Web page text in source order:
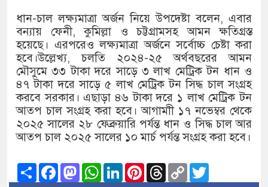
প্রধানমন্ত্রীর সঙ্গে নবনিযুক্ত
হামের উপসর্গে আরও ৬ প্রাণহানি,
অবশেষে পদত্যাগ করলেন ভারতের
জামায়াত ফেরেশতাদের দল নয়,
ধান-চাল লক্ষ্যমাত্রা অর্জন নিয়ে উপদেষ্টা বলেন, এবার
বন্যায় ফেনী, কুমিল্লা ও চট্টগ্রামসহ আমন ক্ষতিগ্রস্ত
হয়েছে। এরপরেও লক্ষ্যমাত্রা অর্জনে সর্বোচ্চ চেষ্টা করা
হবে।উল্লেখ্য, চলতি ২০২৪-২৫ অর্থবছরের আমন
মৌসুমে ৩৩ টাকা দরে সাড়ে ৩ লাখ মেট্রিক টন ধান ও
৪৭ টাকা দরে সাড়ে ৫ লাখ মেট্রিক টন সিদ্ধ চাল সংগ্রহ
করবে সরকার। এছাড়া ৪৬ টাকা দরে ১ লাখ মেট্রিক টন
আতপ চাল সংগ্রহ করা হবে। আগামাী ১৭ নভেম্বর থেকে
২০২৫ সালের ২৮ ফেব্রুয়ারি পর্যন্ত ধান ও সিদ্ধ চাল আর
আতপ চাল ২০২৫ সালের ১০ মার্চ পর্যন্ত সংগ্রহ করা হবে।
ShareFacebook
Mastodon
WhatsApp
LinkedInPinterest
Threads
Copy
Link